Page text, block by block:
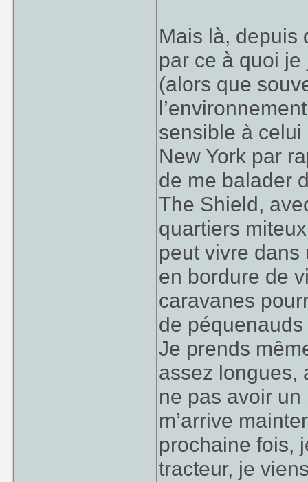
Mais là, depuis
par ce à quoi je
(alors que
sensible à celui
New York par
de me balader
The Shield,
quartiers
peut vivre
en bordure de
caravanes
de
Je prends
assez longues,
ne pas avoir un
m’arrive
prochaine fois,
tracteur, je